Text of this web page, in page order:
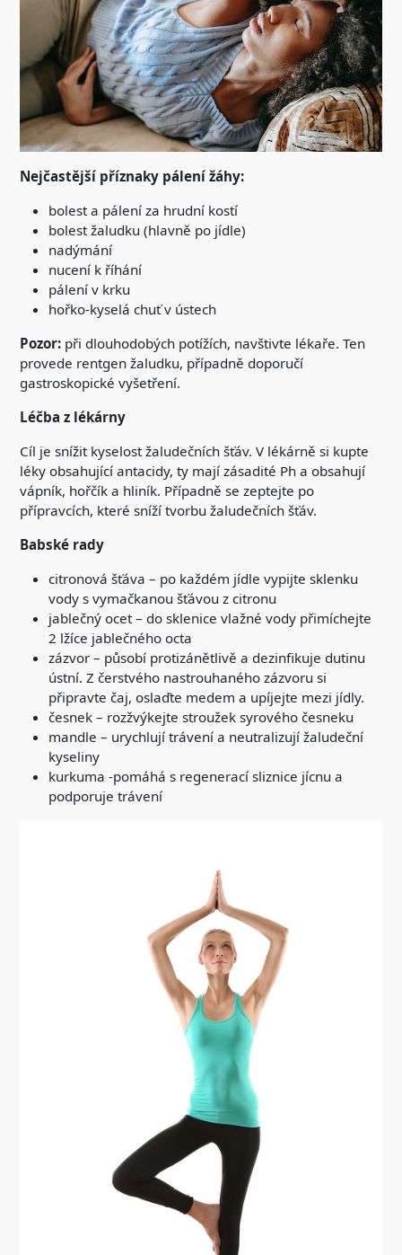
Nejčastější příznaky pálení žáhy:
bolest a pálení za hrudní kostí
bolest žaludku (hlavně po jídle)
nadýmání
nucení k říhání
pálení v krku
hořko-kyselá chuť v ústech
Pozor: při dlouhodobých potížích, navštivte lékaře. Ten
provede rentgen žaludku, případně doporučí
gastroskopické vyšetření.
Léčba z lékárny
Cíl je snížit kyselost žaludečních šťáv. V lékárně si kupte
léky obsahující antacidy, ty mají zásadité Ph a obsahují
vápník, hořčík a hliník. Případně se zeptejte po
přípravcích, které sníží tvorbu žaludečních šťáv.
Babské rady
citronová šťáva – po každém jídle vypijte sklenku
vody s vymačkanou šťávou z citronu
jablečný ocet – do sklenice vlažné vody přimíchejte
2 lžíce jablečného octa
zázvor – působí protizánětlivě a dezinfikuje dutinu
ústní. Z čerstvého nastrouhaného zázvoru si
připravte čaj, oslaďte medem a upíjejte mezi jídly.
česnek – rozžvýkejte stroužek syrového česneku
mandle – urychlují trávení a neutralizují žaludeční
kyseliny
kurkuma -pomáhá s regenerací sliznice jícnu a
podporuje trávení